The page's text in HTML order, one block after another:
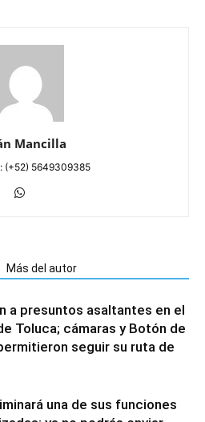
Mancilla
(+52) 5649309385
Más del autor
a presuntos asaltantes en el
Toluca; cámaras y Botón de
seguir su ruta de
una de sus funciones